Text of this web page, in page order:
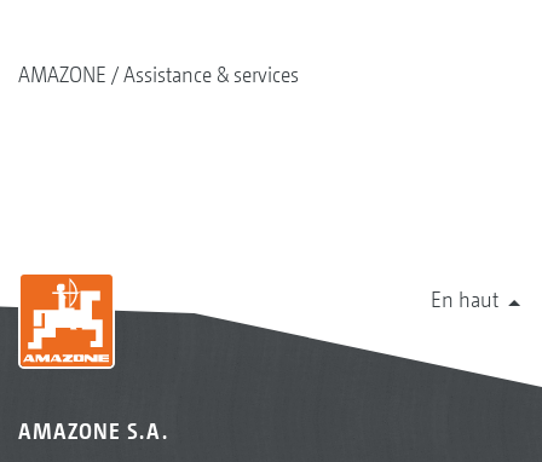
AMAZONE Assistance & services
En haut
AMAZONE S.A.